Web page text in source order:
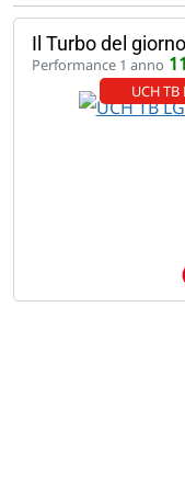
Il Turbo del giorno
Performance 1 anno
UCH